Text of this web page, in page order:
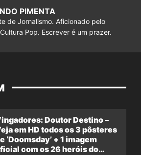
PIMENTA
de Jornalismo. Aficionado pelo
Pop. Escrever é um prazer.
Doutor Destino –
em HD todos os 3 pôsteres
‘Doomsday’ + 1 imagem
com os 26 heróis do